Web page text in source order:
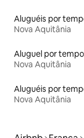
Nova Aquitânia
Nova Aquitânia
Nova Aquitânia